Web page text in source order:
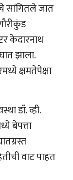
सांगितले जात
केदारनाथ
झाला.
क्षमतेपेक्षा
डॉ. व्ही.
बेपत्ता
वाट पाहत